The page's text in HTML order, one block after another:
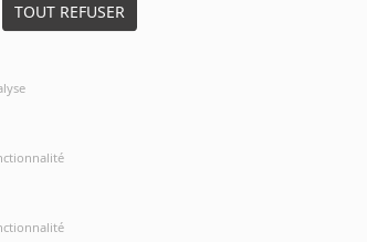
TOUT REFUSER